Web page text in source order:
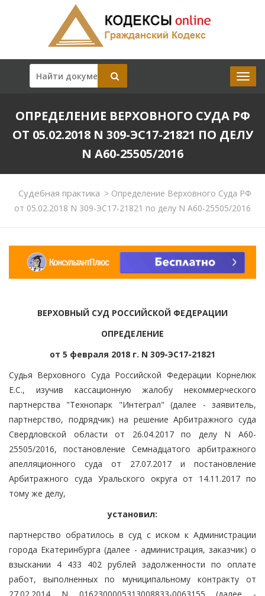
ОПРЕДЕЛЕНИЕ ВЕРХОВНОГО СУДА РФ
ОТ 05.02.2018 N 309-ЭС17-21821 ПО ДЕЛУ
N А60-25505/2016
Судебная практика >Определение Верховного Суда РФ
от 05.02.2018 N 309-ЭС17-21821 по делу N А60-25505/2016
ВЕРХОВНЫЙ СУД РОССИЙСКОЙ ФЕДЕРАЦИИ
ОПРЕДЕЛЕНИЕ
от 5 февраля 2018 г. N 309-ЭС17-21821
Судья Верховного Суда Российской Федерации Корнелюк
Е.С., изучив кассационную жалобу некоммерческого
партнерства "Технопарк "Интеграл" (далее - заявитель,
партнерство, подрядчик) на решение Арбитражного суда
Свердловской области от 26.04.2017 по делу N А60-
25505/2016, постановление Семнадцатого арбитражного
апелляционного суда от 27.07.2017 и постановление
Арбитражного суда Уральского округа от 14.11.2017 по
тому же делу,
установил:
партнерство обратилось в суд с иском к Администрации
города Екатеринбурга (далее - администрация, заказчик) о
взыскании 4 433 402 рублей задолженности по оплате
работ, выполненных по муниципальному контракту от